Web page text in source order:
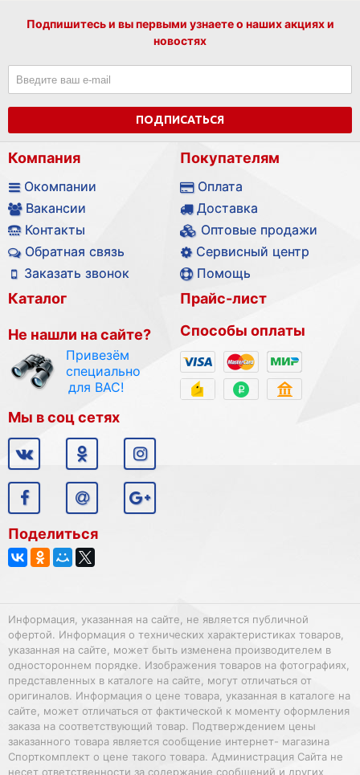
Подпишитесь и вы первыми узнаете о наших акциях и
новостях
ПОДПИСАТЬСЯ
Компания
Окомпании
Вакансии
Контакты
Обратная связь
Заказать звонок
Покупателям
Оплата
Доставка
Оптовые продажи
Сервисный центр
Помощь
Каталог
Не нашли на сайте?
Привезём
специально
для ВАС!
Прайс-лист
Способы оплаты
Мы в соц сетях
Поделиться
Информация, указанная на сайте, не является публичной
офертой. Информация о технических характеристиках товаров,
указанная на сайте, может быть изменена производителем в
одностороннем порядке. Изображения товаров на фотографиях,
представленных в каталоге на сайте, могут отличаться от
оригиналов. Информация о цене товара, указанная в каталоге на
сайте, может отличаться от фактической к моменту оформления
заказа на соответствующий товар. Подтверждением цены
заказанного товара является сообщение интернет- магазина
Спорткомплект о цене такого товара. Администрация Сайта не
несет ответственности за содержание сообщений и других